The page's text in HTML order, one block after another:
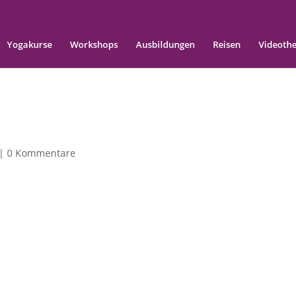
Yogakurse Workshops Ausbildungen Reisen
|0 Kommentare